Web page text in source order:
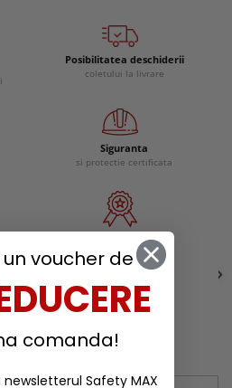
Posibilitatea deschiderii
coletului la livrare
Siguranta
si protectie certificata
Calitate
remarcabila
voucher de
comanda!
Safety MAX